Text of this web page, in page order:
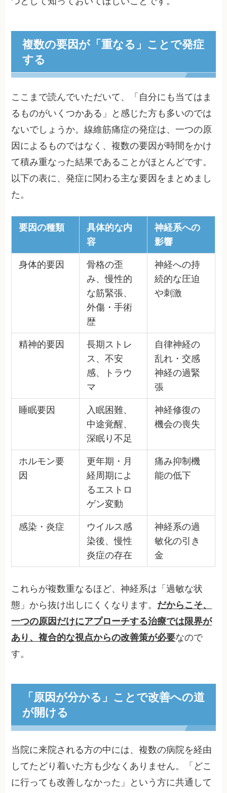
複数の要因が「重なる」ことで発症
する
ここまで読んでいただいて、「自分にも当てはま
るものがいくつかある」と感じた方も多いのでは
ないでしょうか。線維筋痛症の発症は、一つの原
因によるものではなく、複数の要因が時間をかけ
て積み重なった結果であることがほとんどです。
以下の表に、発症に関わる主な要因をまとめまし
た。
要因の種類
具体的な内
容
神経系への
影響
身体的要因
骨格の歪
み、慢性的
な筋緊張、
外傷・手術
歴
神経への持
続的な圧迫
や刺激
精神的要因
長期ストレ
ス、不安
感、トラウ
マ
自律神経の
乱れ・交感
神経の過緊
張
睡眠要因
入眠困難、
中途覚醒、
深眠り不足
神経修復の
機会の喪失
ホルモン要
因
更年期・月
経周期によ
るエストロ
ゲン変動
痛み抑制機
能の低下
感染・炎症
ウイルス感
染後、慢性
炎症の存在
神経系の過
敏化の引き
金
これらが複数重なるほど、神経系は「過敏な状
態」から抜け出しにくくなります。 だからこそ、
一つの原因だけにアプローチする治療では限界が
あり、複合的な視点からの改善策が必要なので
す。
「原因が分かる」ことで改善への道
が開ける
当院に来院される方の中には、複数の病院を経由
してたどり着いた方も少なくありません。「どこ
に行っても改善しなかった」という方に共通して